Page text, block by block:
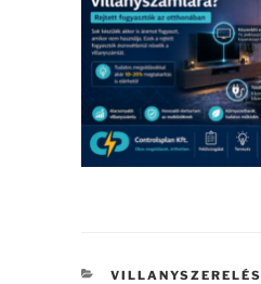
KATEGÓRIÁK
VILLANYSZERELÉS